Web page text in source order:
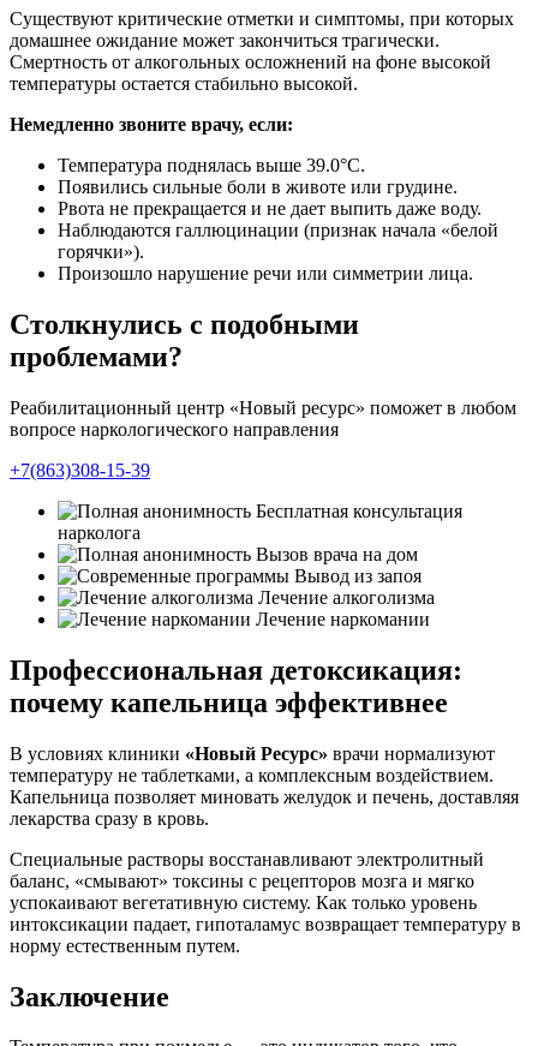
Существуют критические отметки и симптомы, при которых
домашнее ожидание может закончиться трагически.
Смертность от алкогольных осложнений на фоне высокой
температуры остается стабильно высокой.
Немедленно звоните врачу, если:
Температура поднялась выше 39.0°C.
Появились сильные боли в животе или грудине.
Рвота не прекращается и не дает выпить даже воду.
Наблюдаются галлюцинации (признак начала «белой
горячки»).
Произошло нарушение речи или симметрии лица.
Столкнулись с подобными
проблемами?
Реабилитационный центр «Новый ресурс» поможет в любом
вопросе наркологического направления
+7(863)308-15-39
Бесплатная консультация
нарколога
Вызов врача на дом
Вывод из запоя
Лечение алкоголизма
Лечение наркомании
Профессиональная детоксикация:
почему капельница эффективнее
В условиях клиники «Новый Ресурс» врачи нормализуют
температуру не таблетками, а комплексным воздействием.
Капельница позволяет миновать желудок и печень, доставляя
лекарства сразу в кровь.
Специальные растворы восстанавливают электролитный
баланс, «смывают» токсины с рецепторов мозга и мягко
успокаивают вегетативную систему. Как только уровень
интоксикации падает, гипоталамус возвращает температуру в
норму естественным путем.
Заключение